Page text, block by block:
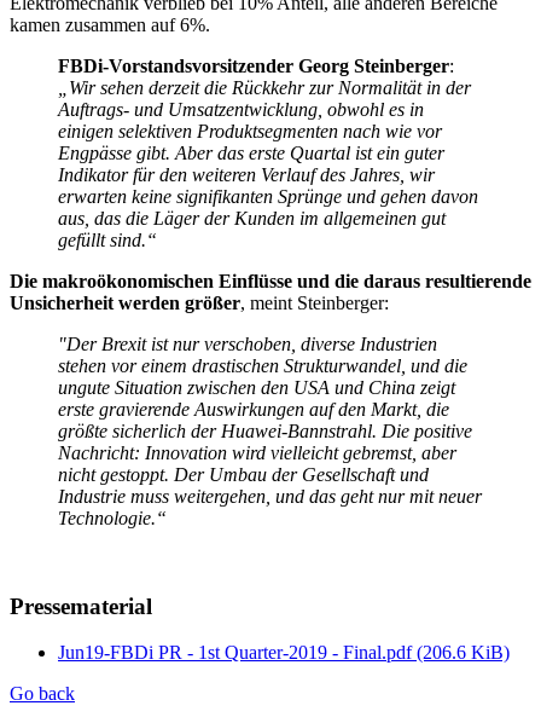
kamen zusammen auf 6%.
FBDi-Vorstandsvorsitzender Georg Steinberger:
„Wir sehen derzeit die Rückkehr zur Normalität in der
Auftrags- und Umsatzentwicklung, obwohl es in
einigen selektiven Produktsegmenten nach wie vor
Engpässe gibt. Aber das erste Quartal ist ein guter
Indikator für den weiteren Verlauf des Jahres, wir
erwarten keine signifikanten Sprünge und gehen davon
aus, das die Läger der Kunden im allgemeinen gut
gefüllt sind.“
Die makroökonomischen Einflüsse und die daraus resultierende
Unsicherheit werden größer, meint Steinberger:
"Der Brexit ist nur verschoben, diverse Industrien
stehen vor einem drastischen Strukturwandel, und die
ungute Situation zwischen den USA und China zeigt
erste gravierende Auswirkungen auf den Markt, die
größte sicherlich der Huawei-Bannstrahl. Die positive
Nachricht: Innovation wird vielleicht gebremst, aber
nicht gestoppt. Der Umbau der Gesellschaft und
Industrie muss weitergehen, und das geht nur mit neuer
Technologie.“
Pressematerial
Jun19-FBDi PR - 1st Quarter-2019 - Final.pdf(206.6 KiB)
Go back